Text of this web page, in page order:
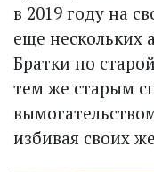
в 2019 году на
еще нескольких
Братки по
тем же старым
избивая своих